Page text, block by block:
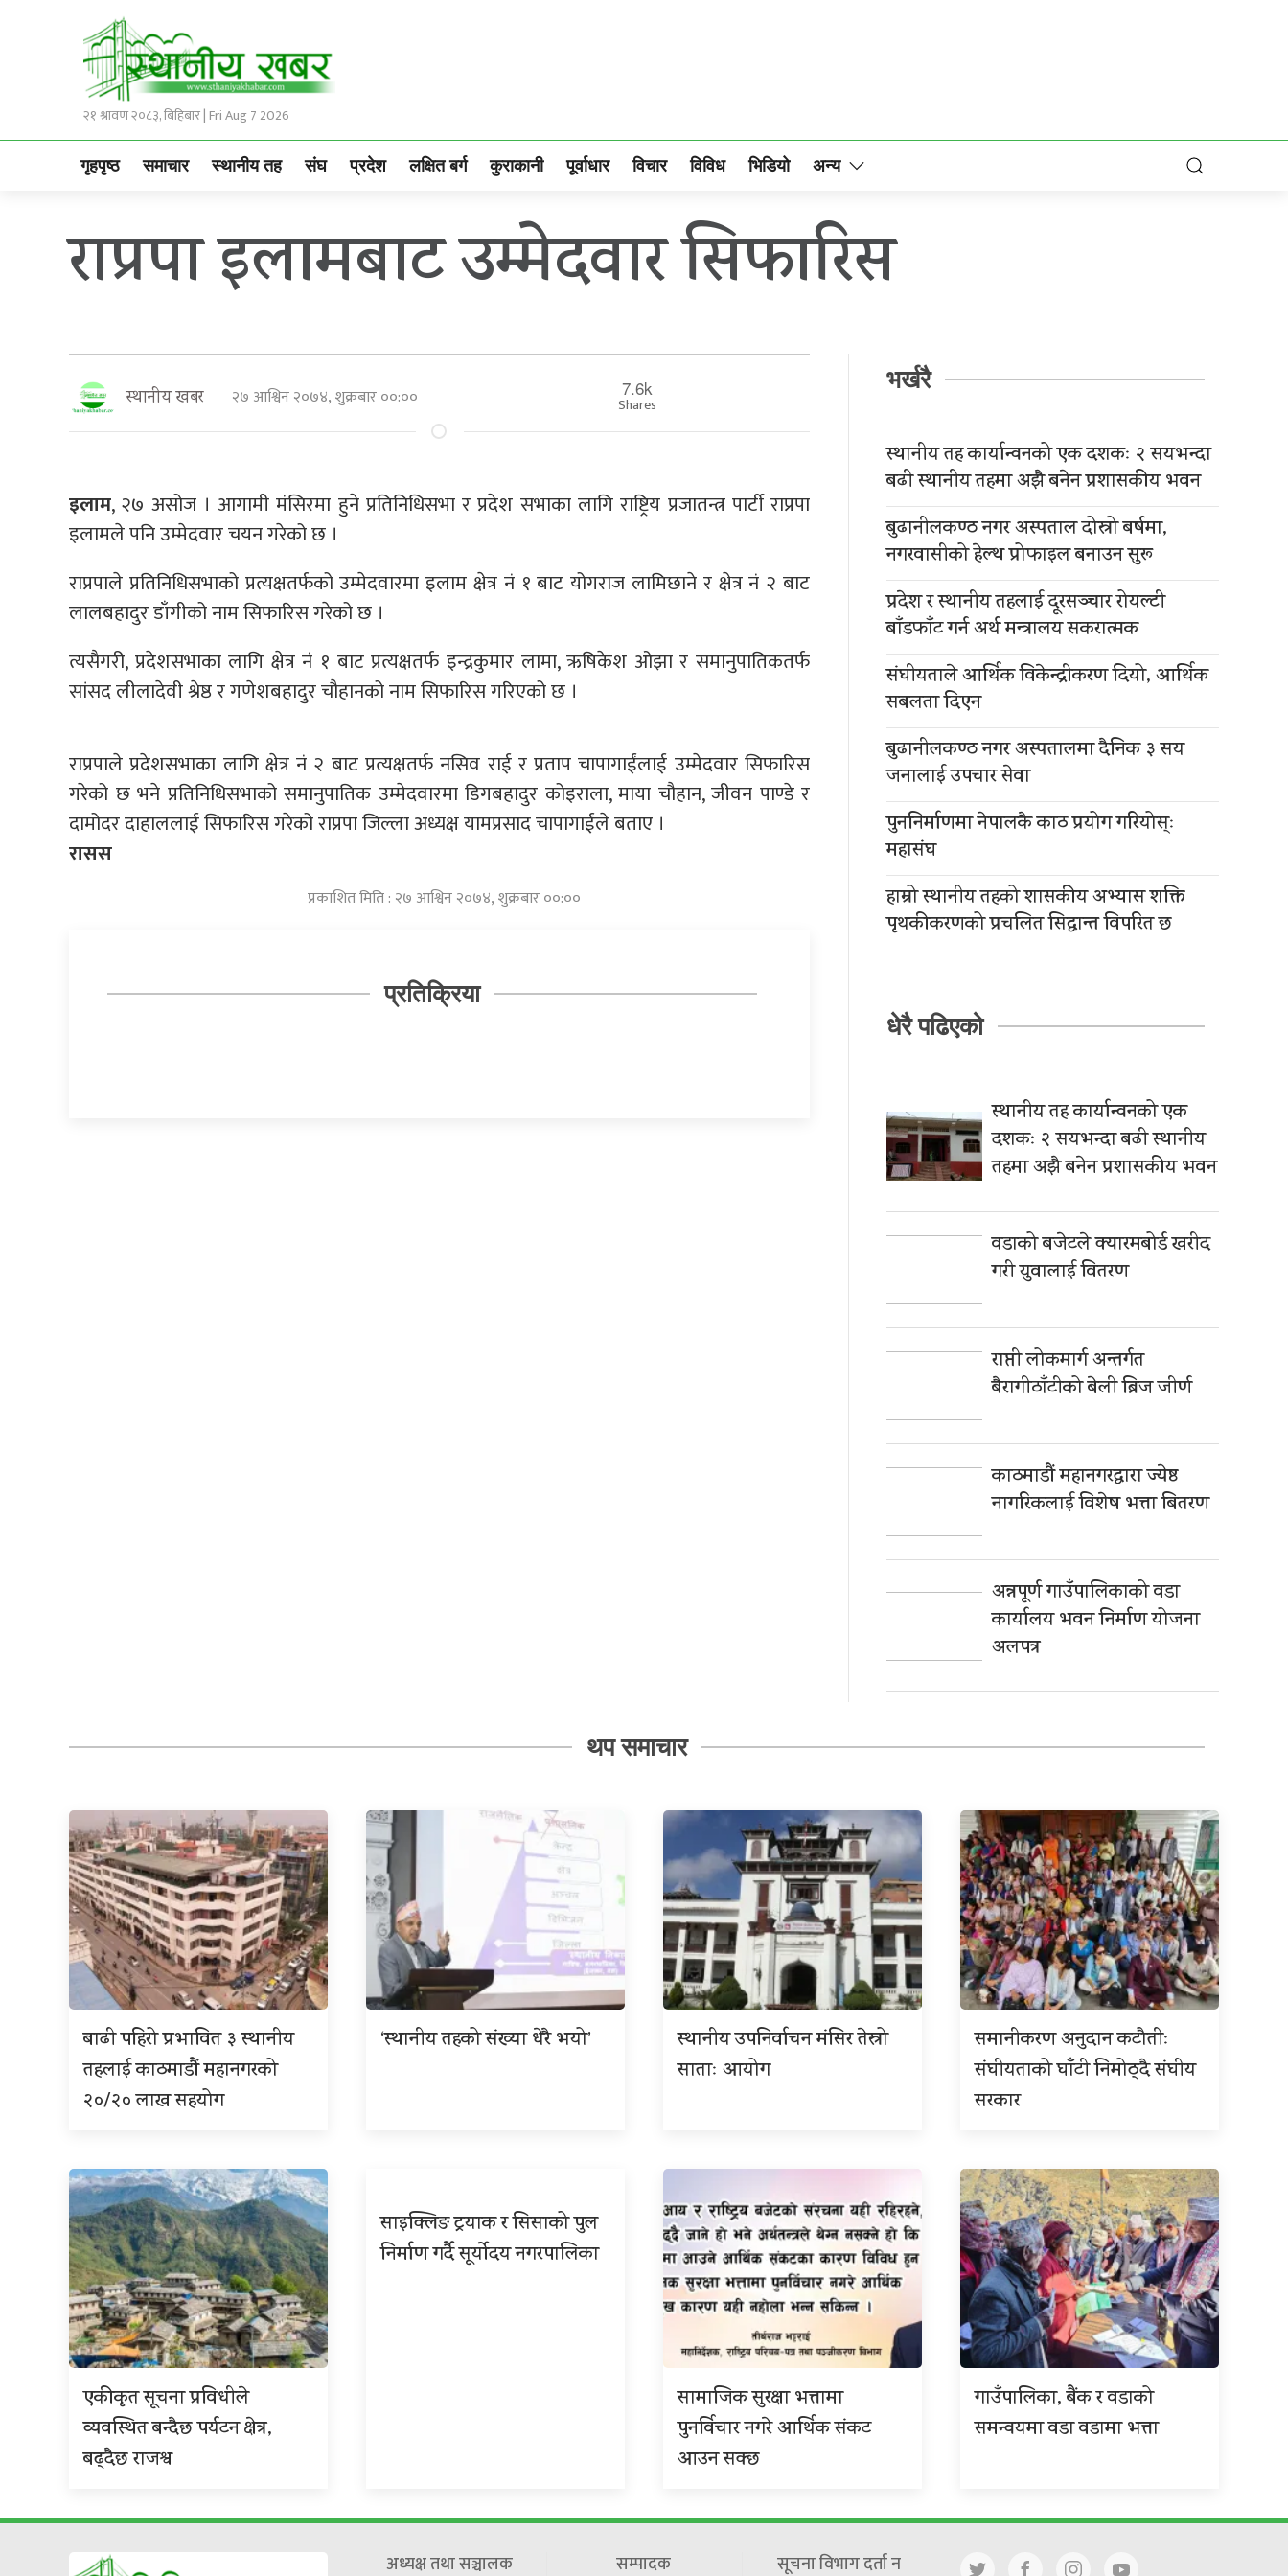
२१ श्रावण २०८३, बिहिबार | Fri Aug 7 2026
गृहपृष्ठ समाचार स्थानीय तह संघ प्रदेश लक्षित बर्ग कुराकानी पूर्वाधार विचार विविध भिडियो अन्य
राप्रपा इलामबाट उम्मेदवार सिफारिस
स्थानीय खबर २७ आश्विन २०७४, शुक्रबार ००:०० 7.6k
Shares
इलाम, २७ असोज । आगामी मंसिरमा हुने प्रतिनिधिसभा र प्रदेश सभाका लागि राष्ट्रिय प्रजातन्त्र पार्टी राप्रपा
इलामले पनि उम्मेदवार चयन गरेको छ ।
राप्रपाले प्रतिनिधिसभाको प्रत्यक्षतर्फको उम्मेदवारमा इलाम क्षेत्र नं १ बाट योगराज लामिछाने र क्षेत्र नं २ बाट
लालबहादुर डाँगीको नाम सिफारिस गरेको छ ।
त्यसैगरी, प्रदेशसभाका लागि क्षेत्र नं १ बाट प्रत्यक्षतर्फ इन्द्रकुमार लामा, ऋषिकेश ओझा र समानुपातिकतर्फ
सांसद लीलादेवी श्रेष्ठ र गणेशबहादुर चौहानको नाम सिफारिस गरिएको छ ।
राप्रपाले प्रदेशसभाका लागि क्षेत्र नं २ बाट प्रत्यक्षतर्फ नसिव राई र प्रताप चापागाईंलाई उम्मेदवार सिफारिस
गरेको छ भने प्रतिनिधिसभाको समानुपातिक उम्मेदवारमा डिगबहादुर कोइराला, माया चौहान, जीवन पाण्डे र
दामोदर दाहाललाई सिफारिस गरेको राप्रपा जिल्ला अध्यक्ष यामप्रसाद चापागाईंले बताए ।
रासस
प्रकाशित मिति : २७ आश्विन २०७४, शुक्रबार ००:००
प्रतिक्रिया
भर्खरै
स्थानीय तह कार्यान्वनको एक दशकः २ सयभन्दा
बढी स्थानीय तहमा अझै बनेन प्रशासकीय भवन
बुढानीलकण्ठ नगर अस्पताल दोस्रो बर्षमा,
नगरवासीको हेल्थ प्रोफाइल बनाउन सुरू
प्रदेश र स्थानीय तहलाई दूरसञ्चार रोयल्टी
बाँडफाँट गर्न अर्थ मन्त्रालय सकरात्मक
संघीयताले आर्थिक विकेन्द्रीकरण दियो, आर्थिक
सबलता दिएन
बुढानीलकण्ठ नगर अस्पतालमा दैनिक ३ सय
जनालाई उपचार सेवा
पुननिर्माणमा नेपालकै काठ प्रयोग गरियोस्ः
महासंघ
हाम्रो स्थानीय तहको शासकीय अभ्यास शक्ति
पृथकीकरणको प्रचलित सिद्धान्त विपरित छ
धेरै पढिएको
स्थानीय तह कार्यान्वनको एक
दशकः २ सयभन्दा बढी स्थानीय
तहमा अझै बनेन प्रशासकीय भवन
वडाको बजेटले क्यारमबोर्ड खरीद
गरी युवालाई वितरण
राप्ती लोकमार्ग अन्तर्गत
बैरागीठाँटीको बेली ब्रिज जीर्ण
काठमाडौं महानगरद्वारा ज्येष्ठ
नागरिकलाई विशेष भत्ता बितरण
अन्नपूर्ण गाउँपालिकाको वडा
कार्यालय भवन निर्माण योजना
अलपत्र
थप समाचार
बाढी पहिरो प्रभावित ३ स्थानीय
तहलाई काठमाडौं महानगरको
२०/२० लाख सहयोग
‘स्थानीय तहको संख्या धेरै भयो’
स्थानीय उपनिर्वाचन मंसिर तेस्रो
साताः आयोग
समानीकरण अनुदान कटौतीः
संघीयताको घाँटी निमोठ्दै संघीय
सरकार
एकीकृत सूचना प्रविधीले
व्यवस्थित बन्दैछ पर्यटन क्षेत्र,
बढ्दैछ राजश्व
साइक्लिङ ट्रयाक र सिसाको पुल
निर्माण गर्दै सूर्योदय नगरपालिका
सामाजिक सुरक्षा भत्तामा
पुनर्विचार नगरे आर्थिक संकट
आउन सक्छ
गाउँपालिका, बैंक र वडाको
समन्वयमा वडा वडामा भत्ता
अध्यक्ष तथा सञ्चालक सम्पादक सूचना विभाग दर्ता न